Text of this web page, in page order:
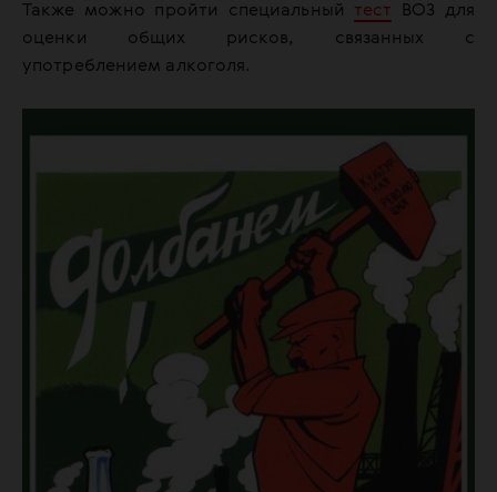
Также можно пройти специальный тест ВОЗ для
оценки общих рисков, связанных с
употреблением алкоголя.